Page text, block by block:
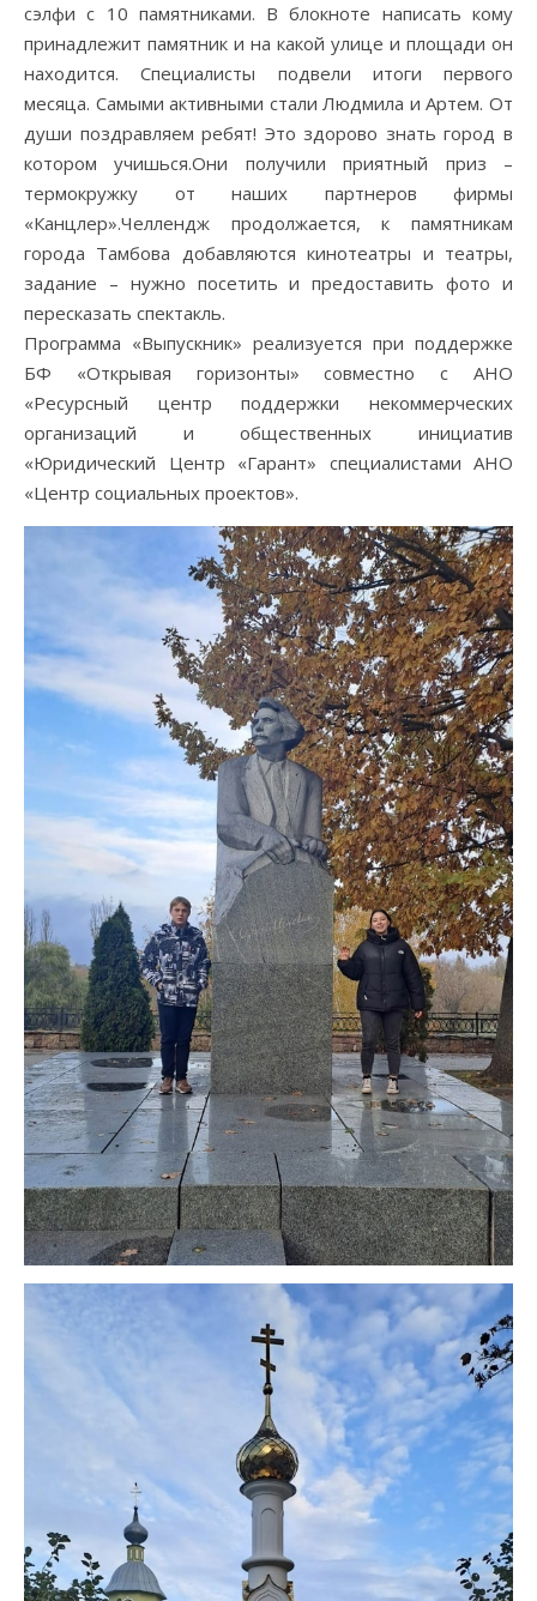
сэлфи с 10 памятниками. В блокноте написать кому
принадлежит памятник и на какой улице и площади он
находится. Специалисты подвели итоги первого
месяца. Самыми активными стали Людмила и Артем. От
души поздравляем ребят! Это здорово знать город в
котором учишься.Они получили приятный приз –
термокружку от наших партнеров фирмы
«Канцлер».Челлендж продолжается, к памятникам
города Тамбова добавляются кинотеатры и театры,
задание – нужно посетить и предоставить фото и
пересказать спектакль.
Программа «Выпускник» реализуется при поддержке
БФ «Открывая горизонты» совместно с АНО
«Ресурсный центр поддержки некоммерческих
организаций и общественных инициатив
«Юридический Центр «Гарант» специалистами АНО
«Центр социальных проектов».